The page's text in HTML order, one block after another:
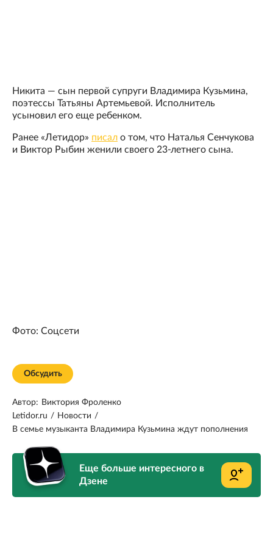
Никита — сын первой супруги Владимира Кузьмина,
поэтессы Татьяны Артемьевой. Исполнитель
усыновил его еще ребенком.
Ранее «Летидор» писал о том, что Наталья Сенчукова
и Виктор Рыбин женили своего 23-летнего сына.
Фото: Соцсети
Обсудить
Автор: Виктория Фроленко
Letidor.ru / Новости /
В семье музыканта Владимира Кузьмина ждут пополнения
Еще больше интересного в
Дзене